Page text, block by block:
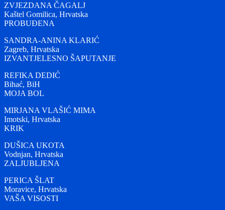
ZVJEZDANA ČAGALJ
Kaštel Gomilica, Hrvatska
PROBUĐENA
SANDRA-ANINA KLARIĆ
Zagreb, Hrvatska
IZVANTJELESNO ŠAPUTANJE
REFIKA DEDIĆ
Bihać, BiH
MOJA BOL
MIRJANA VLAŠIĆ MIMA
Imotski, Hrvatska
KRIK
DUŠICA UKOTA
Vodnjan, Hrvatska
ZALJUBLJENA
PERICA ŠLAT
Moravice, Hrvatska
VAŠA VISOSTI